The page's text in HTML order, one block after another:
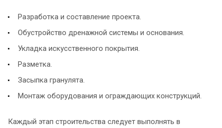
Разработка и составление проекта.
Обустройство дренажной системы и основания.
Укладка искусственного покрытия.
Разметка.
Засыпка гранулята.
Монтаж оборудования и ограждающих конструкций.
Каждый этап строительства следует выполнять в